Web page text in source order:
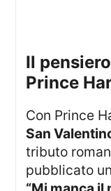
Il pensiero di Meghan per
Prince
Con Prince
San
tributo
pubblicato